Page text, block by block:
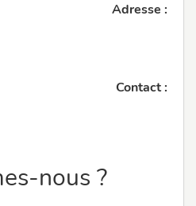
Adresse :
Contact :
nous ?